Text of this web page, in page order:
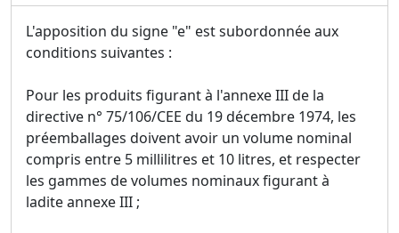
L'apposition du signe "e" est subordonnée aux
conditions suivantes :
Pour les produits figurant à l'annexe III de la
directive n° 75/106/CEE du 19 décembre 1974, les
préemballages doivent avoir un volume nominal
compris entre 5 millilitres et 10 litres, et respecter
les gammes de volumes nominaux figurant à
ladite annexe III ;